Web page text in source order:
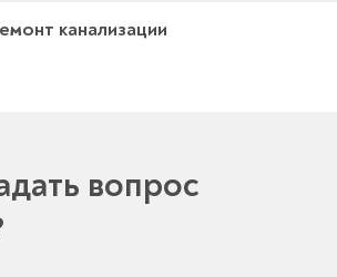
канализации
вопрос